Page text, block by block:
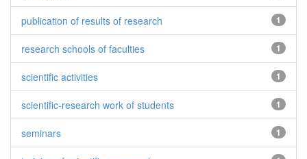
1
publication of results of research
1
research schools of faculties
1
scientific activities
1
scientific-research work of students
1
seminars